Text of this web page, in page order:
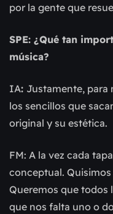
por la gente que
SPE: ¿Qué tan
música?
IA: Justamente, para
los sencillos que
original y su estética.
FM: A la vez cada
conceptual.
Queremos que todos
que nos falta uno o